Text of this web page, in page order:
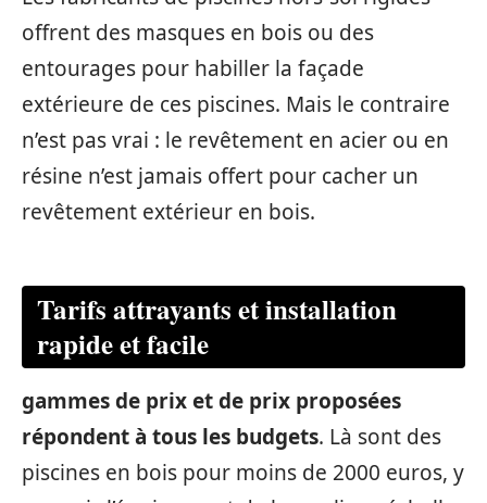
offrent des masques en bois ou des
entourages pour habiller la façade
extérieure de ces piscines. Mais le contraire
n’est pas vrai : le revêtement en acier ou en
résine n’est jamais offert pour cacher un
revêtement extérieur en bois.
Tarifs attrayants et installation
rapide et facile
gammes de prix et de prix proposées
répondent à tous les budgets. Là sont des
piscines en bois pour moins de 2000 euros, y